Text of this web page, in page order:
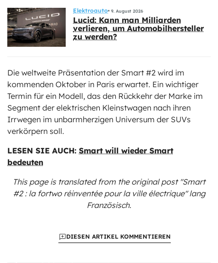
Elektroauto 9. August 2026
Lucid: Kann man Milliarden
verlieren, um Automobilhersteller
zu werden?
Die weltweite Präsentation der Smart #2 wird im
kommenden Oktober in Paris erwartet. Ein wichtiger
Termin für ein Modell, das den Rückkehr der Marke im
Segment der elektrischen Kleinstwagen nach ihren
Irrwegen im unbarmherzigen Universum der SUVs
verkörpern soll.
LESEN SIE AUCH: Smart will wieder Smart
bedeuten
This page is translated from the originalpost "Smart
#2 : la fortwo réinventée pour la ville électrique"lang
Französisch.
DIESEN ARTIKEL KOMMENTIEREN